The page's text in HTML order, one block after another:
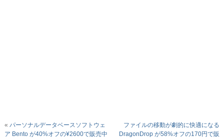
« パーソナルデータベースソフトウェ
ア Bento が40%オフの¥2600で販売中
ファイルの移動が劇的に快適になる
DragonDrop が58%オフの170円で販